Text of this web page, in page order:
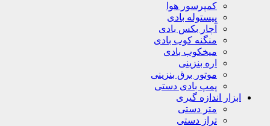
کمپرسور هوا
پیستوله بادی
آچار بکس بادی
منگنه کوب بادی
میخکوب بادی
اره بنزینی
موتور برق بنزینی
پمپ بادی دستی
ابزار اندازه گیری
متر دستی
تراز دستی